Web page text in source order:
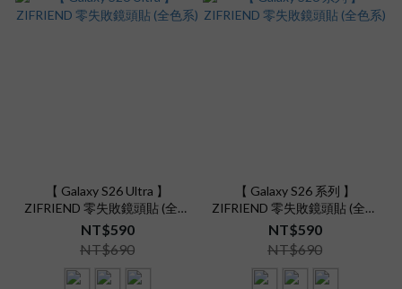
【 Galaxy S26 Ultra 】
ZIFRIEND 零失敗鏡頭貼 (全色
系)
NT$590
NT$690
【 Galaxy S26 系列 】
ZIFRIEND 零失敗鏡頭貼 (全色
系)
NT$590
NT$690